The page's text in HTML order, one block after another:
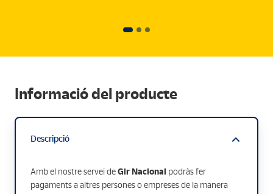
Informació del producte
Descripció
Amb el nostre servei deGir Nacional podràs fer
pagaments a altres persones o empreses de la manera